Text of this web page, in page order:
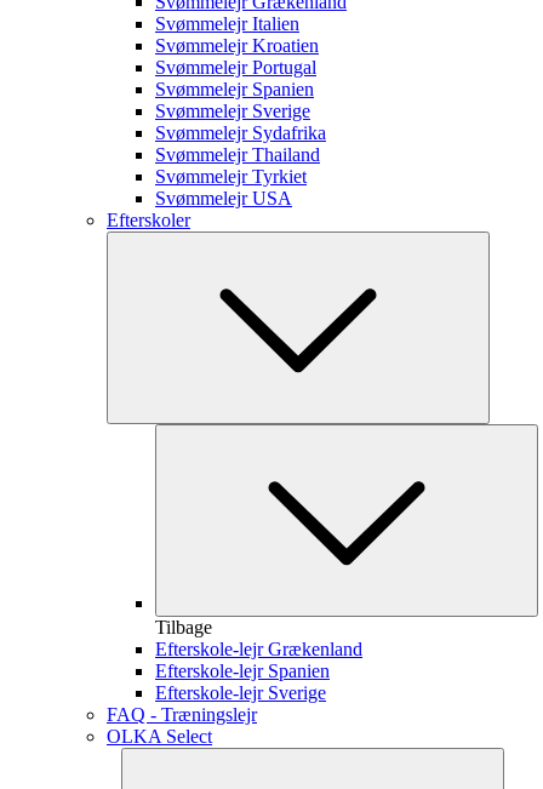
Svømmelejr Italien
Svømmelejr Kroatien
Svømmelejr Portugal
Svømmelejr Spanien
Svømmelejr Sverige
Svømmelejr Sydafrika
Svømmelejr Thailand
Svømmelejr Tyrkiet
Svømmelejr USA
Efterskoler
Tilbage
Efterskole-lejr Grækenland
Efterskole-lejr Spanien
Efterskole-lejr Sverige
FAQ - Træningslejr
OLKA Select